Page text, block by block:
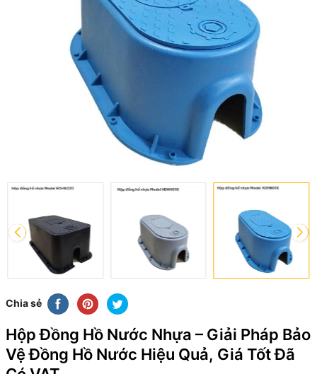
Chia sẻ
Hộp Đồng Hồ Nước Nhựa – Giải Pháp Bảo
Vệ Đồng Hồ Nước Hiệu Quả, Giá Tốt Đã